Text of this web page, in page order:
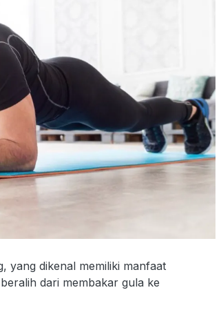
yang dikenal memiliki manfaat
dari membakar gula ke